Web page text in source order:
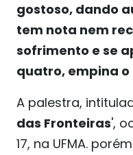
gostoso, dando
tem nota nem
sofrimento e se
quatro, empina o
A palestra,
das Fronteiras',
17, na UFMA.